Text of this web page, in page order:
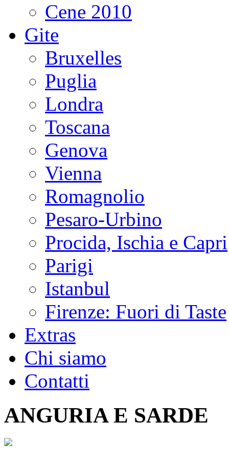
Cene 2010
Gite
Bruxelles
Puglia
Londra
Toscana
Genova
Vienna
Romagnolio
Pesaro-Urbino
Procida, Ischia e Capri
Parigi
Istanbul
Firenze: Fuori di Taste
Extras
Chi siamo
Contatti
ANGURIA E SARDE